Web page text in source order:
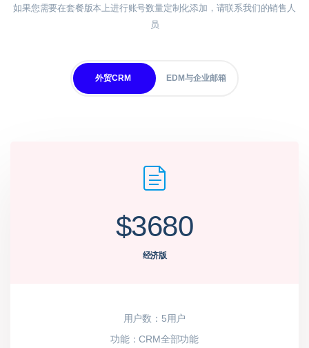
如果您需要在套餐版本上进行账号数量定制化添加，请联系我们的销售人
员
外贸CRM EDM与企业邮箱
$3680
经济版
用户数：5用户
功能：CRM全部功能
$800.00
5用户版企业邮箱
用户数(5用户版）
邮箱容量（无限容量）